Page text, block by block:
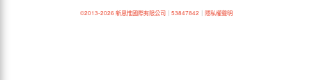
©2013-2026 新思惟國際有限公司｜ 53847842 ｜ 隱私權聲明